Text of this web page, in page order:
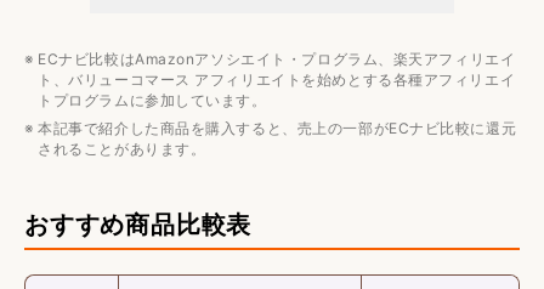
ECナビ比較はAmazonアソシエイト・プログラム、楽天アフィリエイ
ト、バリューコマース アフィリエイトを始めとする各種アフィリエイ
トプログラムに参加しています。
本記事で紹介した商品を購入すると、売上の一部がECナビ比較に還元
されることがあります。
おすすめ商品比較表